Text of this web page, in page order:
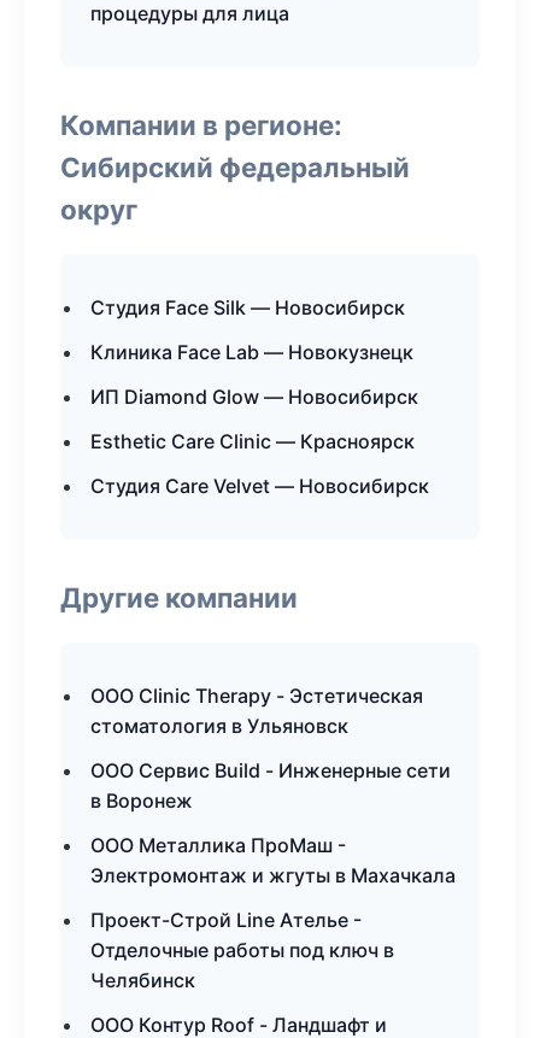
процедуры для лица
Компании в регионе:
Сибирский федеральный
округ
Студия Face Silk — Новосибирск
Клиника Face Lab — Новокузнецк
ИП Diamond Glow — Новосибирск
Esthetic Care Clinic — Красноярск
Студия Care Velvet — Новосибирск
Другие компании
ООО Clinic Therapy - Эстетическая
стоматология в Ульяновск
ООО Сервис Build - Инженерные сети
в Воронеж
ООО Металлика ПроМаш -
Электромонтаж и жгуты в Махачкала
Проект-Строй Line Ателье -
Отделочные работы под ключ в
Челябинск
ООО Контур Roof - Ландшафт и